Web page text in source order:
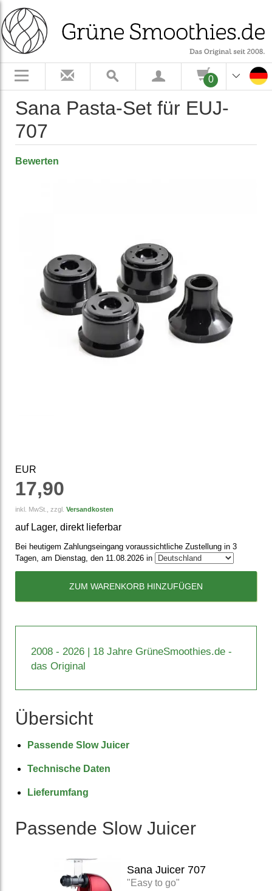
0
Sana Pasta-Set für EUJ-
707
Bewerten
EUR
17,90
inkl. MwSt., zzgl. Versandkosten
auf Lager, direkt lieferbar
Bei heutigem Zahlungseingang voraussichtliche Zustellung in 3
Tagen, am Dienstag, den 11.08.2026 in
ZUM WARENKORB HINZUFÜGEN
2008 - 2026 | 18 Jahre GrüneSmoothies.de -
das Original
Übersicht
Passende Slow Juicer
Technische Daten
Lieferumfang
Passende Slow Juicer
Sana Juicer 707
"Easy to go"